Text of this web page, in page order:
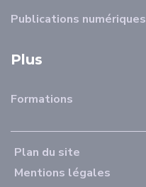
Publications numériques
Plus
Formations
Plan du site
Mentions légales